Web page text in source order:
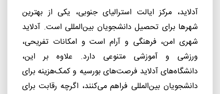
آدلاید، مرکز ایالت استرالیای جنوبی، یکی از بهترین
شهرها برای تحصیل دانشجویان بین‌المللی است. آدلاید
شهری امن، فرهنگی و آرام است و امکانات تفریحی،
ورزشی و آموزشی متنوعی دارد. علاوه بر این،
دانشگاه‌های آدلاید فرصت‌های بورسیه و کمک‌هزینه برای
دانشجویان بین‌المللی فراهم می‌کنند، اگرچه رقابت برای